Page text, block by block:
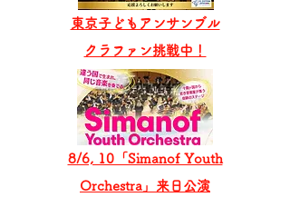
8/6, 10「Simanof Youth
Orchestra」来日公演
東京子どもアンサンブル
​クラファン挑戦中！